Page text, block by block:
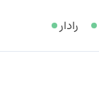
رادار